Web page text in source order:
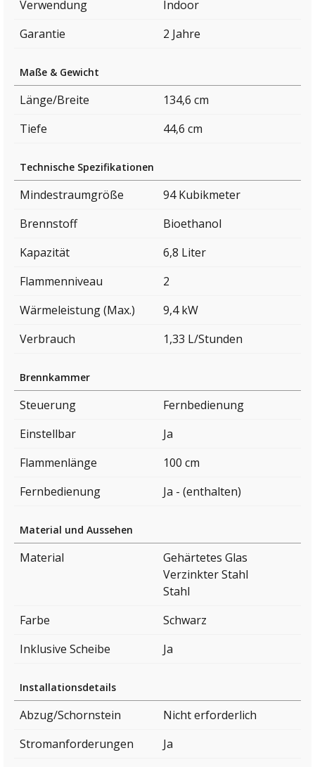
Verwendung
Indoor
Garantie
2 Jahre
Maße & Gewicht
Länge/Breite
134,6 cm
Tiefe
44,6 cm
Technische Spezifikationen
Mindestraumgröße
94 Kubikmeter
Brennstoff
Bioethanol
Kapazität
6,8 Liter
Flammenniveau
2
Wärmeleistung (Max.)
9,4 kW
Verbrauch
1,33 L/Stunden
Brennkammer
Steuerung
Fernbedienung
Einstellbar
Ja
Flammenlänge
100 cm
Fernbedienung
Ja - (enthalten)
Material und Aussehen
Material
Gehärtetes Glas
Verzinkter Stahl
Stahl
Farbe
Schwarz
Inklusive Scheibe
Ja
Installationsdetails
Abzug/Schornstein
Nicht erforderlich
Stromanforderungen
Ja